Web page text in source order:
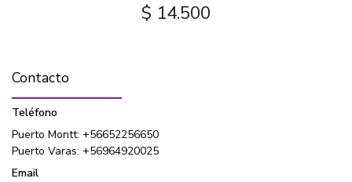
$ 14.500
Contacto
Teléfono
Puerto Montt: +56652256650
Puerto Varas: +56964920025
Email